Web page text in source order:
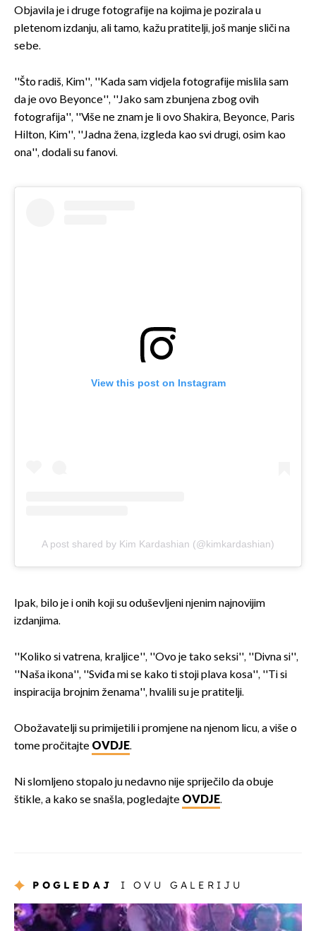
Objavila je i druge fotografije na kojima je pozirala u
pletenom izdanju, ali tamo, kažu pratitelji, još manje sliči na
sebe.
''Što radiš, Kim'', ''Kada sam vidjela fotografije mislila sam
da je ovo Beyonce'', ''Jako sam zbunjena zbog ovih
fotografija'', ''Više ne znam je li ovo Shakira, Beyonce, Paris
Hilton, Kim'', ''Jadna žena, izgleda kao svi drugi, osim kao
ona'', dodali su fanovi.
View this post on Instagram
A post shared by Kim Kardashian (@kimkardashian)
Ipak, bilo je i onih koji su oduševljeni njenim najnovijim
izdanjima.
''Koliko si vatrena, kraljice'', ''Ovo je tako seksi'', ''Divna si'',
''Naša ikona'', ''Sviđa mi se kako ti stoji plava kosa'', ''Ti si
inspiracija brojnim ženama'', hvalili su je pratitelji.
Obožavatelji su primijetili i promjene na njenom licu, a više o
tome pročitajte OVDJE.
Ni slomljeno stopalo ju nedavno nije spriječilo da obuje
štikle, a kako se snašla, pogledajte OVDJE.
POGLEDAJ I OVU GALERIJU